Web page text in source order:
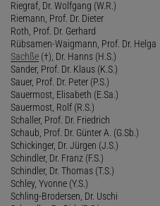
Riegraf, Dr. Wolfgang (W.R.)
Riemann, Prof. Dr. Dieter
Roth, Prof. Dr. Gerhard
Rübsamen-Waigmann, Prof. Dr. Helga
Sachße (†), Dr. Hanns (H.S.)
Sander, Prof. Dr. Klaus (K.S.)
Sauer, Prof. Dr. Peter (P.S.)
Sauermost, Elisabeth (E.Sa.)
Sauermost, Rolf (R.S.)
Schaller, Prof. Dr. Friedrich
Schaub, Prof. Dr. Günter A. (G.Sb.)
Schickinger, Dr. Jürgen (J.S.)
Schindler, Dr. Franz (F.S.)
Schindler, Dr. Thomas (T.S.)
Schley, Yvonne (Y.S.)
Schling-Brodersen, Dr. Uschi